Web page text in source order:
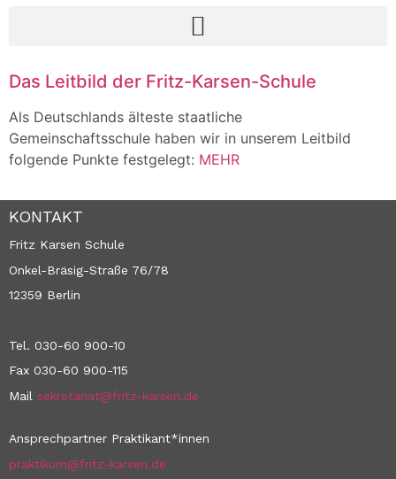
Das Leitbild der Fritz-Karsen-Schule
Als Deutschlands älteste staatliche
Gemeinschaftsschule haben wir in unserem Leitbild
folgende Punkte festgelegt: MEHR
KONTAKT
Fritz Karsen Schule
Onkel-Bräsig-Straße 76/78
12359 Berlin
Tel. 030-60 900-10
Fax 030-60 900-115
Mail sekretariat@fritz-karsen.de
Ansprechpartner Praktikant*innen
praktikum@fritz-karsen.de